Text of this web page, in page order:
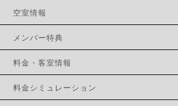
空室情報
メンバー特典
料金・客室情報
料金シミュレーション